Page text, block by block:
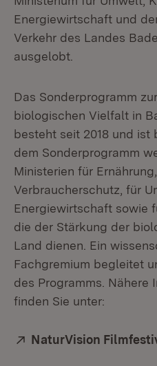
Energiewirtschaft und
Verkehr des Landes
ausgelobt.
Das Sonderprogramm
biologischen Vielfalt in
besteht seit 2018 und
dem Sonderprogramm
Ministerien für
Verbraucherschutz, für
Energiewirtschaft sowie
die der Stärkung der
Land dienen. Ein
Fachgremium begleitet
des Programms. Nähere
finden Sie unter:
Extern:
NaturVision